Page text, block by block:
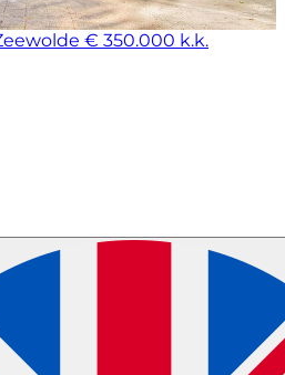
€ 350.000 k.k.